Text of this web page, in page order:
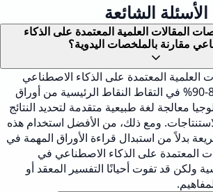
الأسئلة الشائعة
المقالات العلمية المعتمدة على الذكاء
مقارنة بالملخصات اليدوية؟
المعتمدة على الذكاء الاصطناعي
عادةً دقة تتراوح بين 85-90% في التقاط النقاط الرئيسية من أوراق
معالجة لغة طبيعية متقدمة لتحديد النتائج
ومع ذلك، من الأفضل استخدام هذه
بدلاً من استبدال قراءة الأوراق المهمة في
المعتمدة على الذكاء الاصطناعي في
ولكن قد تفوت أحيانًا التفسير المعقد أو